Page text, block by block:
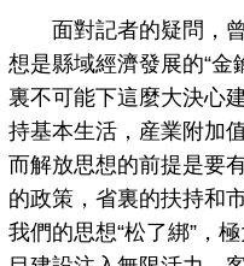
面對記者的疑問，曾
想是縣域經濟發展的“金
裏不可能下這麼大決心
持基本生活，産業附加
而解放思想的前提是要
的政策，省裏的扶持和
我們的思想“松了綁”，